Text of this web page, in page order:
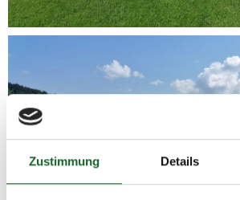
Zustimmung Details